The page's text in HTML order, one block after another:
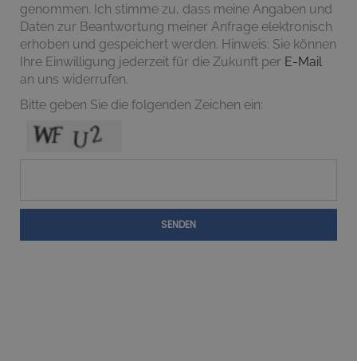
genommen. Ich stimme zu, dass meine Angaben und
Daten zur Beantwortung meiner Anfrage elektronisch
erhoben und gespeichert werden. Hinweis: Sie können
Ihre Einwilligung jederzeit für die Zukunft per E-Mail
an uns widerrufen.
Bitte geben Sie die folgenden Zeichen ein:
SENDEN